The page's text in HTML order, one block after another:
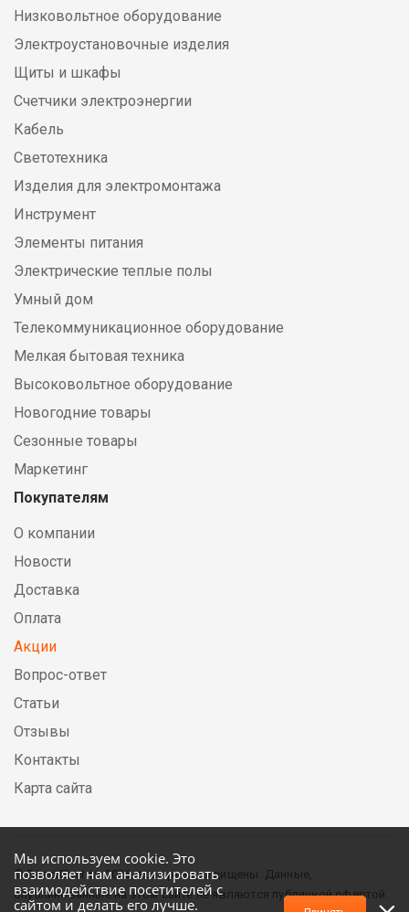
Мы используем cookie. Это
позволяет нам анализировать
взаимодействие посетителей с
сайтом и делать его лучше.
Низковольтное оборудование
Электроустановочные изделия
Щиты и шкафы
Счетчики электроэнергии
Кабель
Светотехника
Изделия для электромонтажа
Инструмент
Элементы питания
Электрические теплые полы
Умный дом
Телекоммуникационное оборудование
Мелкая бытовая техника
Высоковольтное оборудование
Новогодние товары
Сезонные товары
Маркетинг
Покупателям
О компании
Новости
Доставка
Оплата
Акции
Вопрос-ответ
Статьи
Отзывы
Контакты
Карта сайта
© DirectElectric, 2026, все права защищены. Данные,
опубликованные на этом сайте не являются публичной офертой.